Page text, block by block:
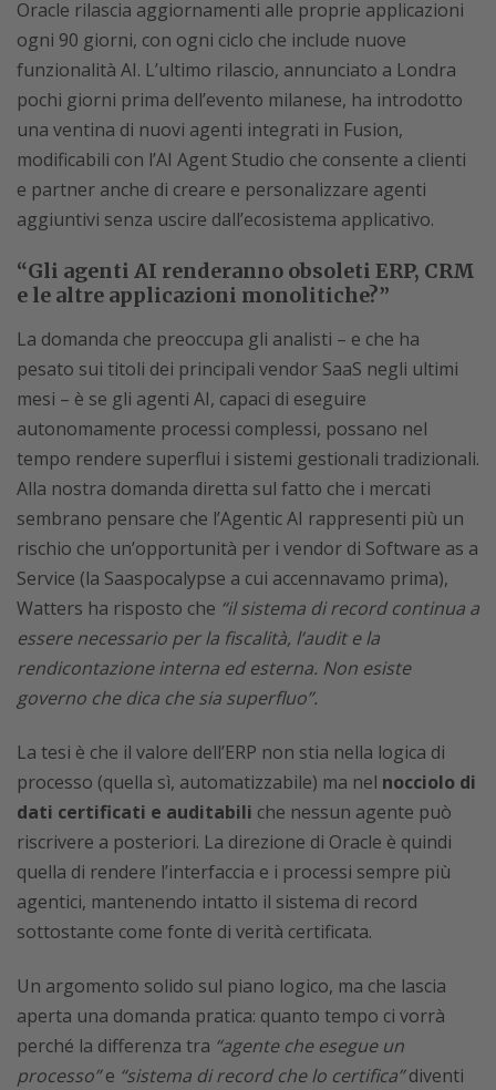
Oracle rilascia aggiornamenti alle proprie applicazioni
ogni 90 giorni, con ogni ciclo che include nuove
funzionalità AI. L’ultimo rilascio, annunciato a Londra
pochi giorni prima dell’evento milanese, ha introdotto
una ventina di nuovi agenti integrati in Fusion,
modificabili con l’AI Agent Studio che consente a clienti
e partner anche di creare e personalizzare agenti
aggiuntivi senza uscire dall’ecosistema applicativo.
“Gli agenti AI renderanno obsoleti ERP, CRM
e le altre applicazioni monolitiche?”
La domanda che preoccupa gli analisti – e che ha
pesato sui titoli dei principali vendor SaaS negli ultimi
mesi – è se gli agenti AI, capaci di eseguire
autonomamente processi complessi, possano nel
tempo rendere superflui i sistemi gestionali tradizionali.
Alla nostra domanda diretta sul fatto che i mercati
sembrano pensare che l’Agentic AI rappresenti più un
rischio che un’opportunità per i vendor di Software as a
Service (la Saaspocalypse a cui accennavamo prima),
Watters ha risposto che “il sistema di record continua a
essere necessario per la fiscalità, l’audit e la
rendicontazione interna ed esterna. Non esiste
governo che dica che sia superfluo”.
La tesi è che il valore dell’ERP non stia nella logica di
processo (quella sì, automatizzabile) ma nel nocciolo di
dati certificati e auditabili che nessun agente può
riscrivere a posteriori. La direzione di Oracle è quindi
quella di rendere l’interfaccia e i processi sempre più
agentici, mantenendo intatto il sistema di record
sottostante come fonte di verità certificata.
Un argomento solido sul piano logico, ma che lascia
aperta una domanda pratica: quanto tempo ci vorrà
perché la differenza tra “agente che esegue un
processo”e “sistema di record che lo certifica”diventi